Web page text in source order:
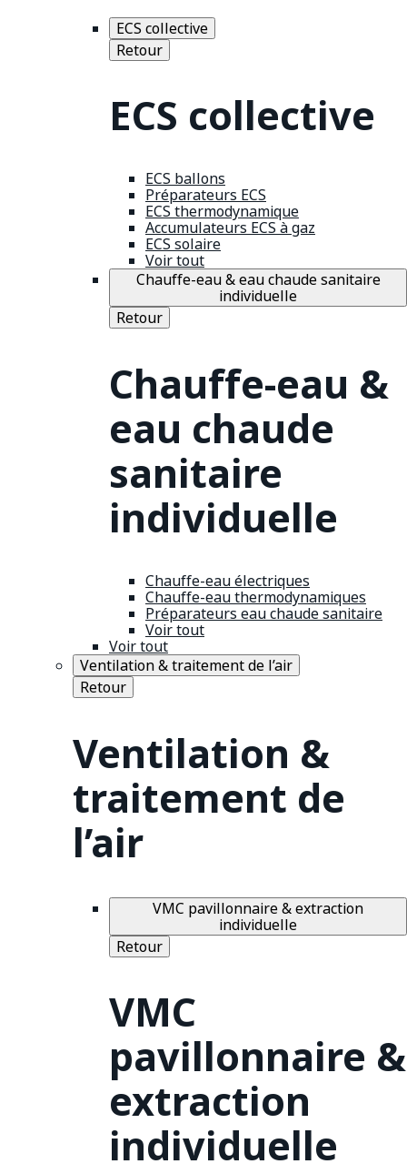
ECS collective
Retour
ECS collective
ECS ballons
Préparateurs ECS
ECS thermodynamique
Accumulateurs ECS à gaz
ECS solaire
Voir tout
Chauffe-eau & eau chaude sanitaire
individuelle
Retour
Chauffe-eau &
eau chaude
sanitaire
individuelle
Chauffe-eau électriques
Chauffe-eau thermodynamiques
Préparateurs eau chaude sanitaire
Voir tout
Voir tout
Ventilation & traitement de l’air
Retour
Ventilation &
traitement de
l’air
VMC pavillonnaire & extraction
individuelle
Retour
VMC
pavillonnaire &
extraction
individuelle